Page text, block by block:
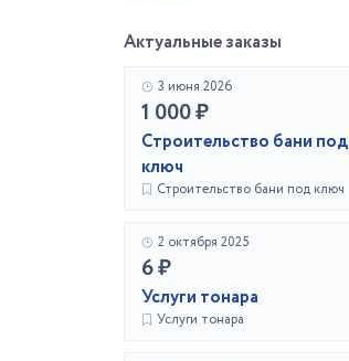
Актуальные заказы
3 июня 2026
1 000 ₽
Строительство бани под
ключ
Строительство бани под ключ
2 октября 2025
6 ₽
Услуги тонара
Услуги тонара